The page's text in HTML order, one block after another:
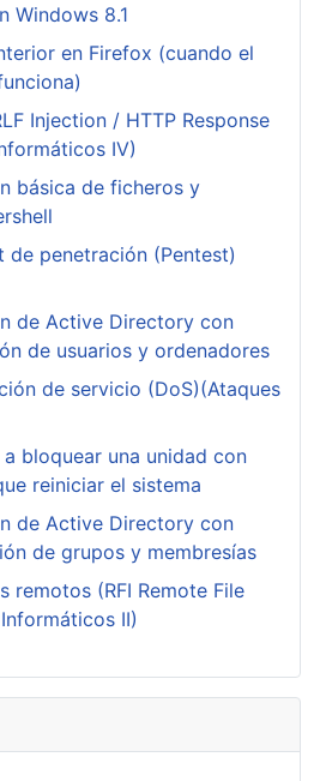
Windows 8.1
en Firefox (cuando el
Injection / HTTP Response
IV)
básica de ficheros y
de penetración (Pentest)
de Active Directory con
de usuarios y ordenadores
de servicio (DoS)(Ataques
bloquear una unidad con
reiniciar el sistema
de Active Directory con
de grupos y membresías
remotos (RFI Remote File
II)